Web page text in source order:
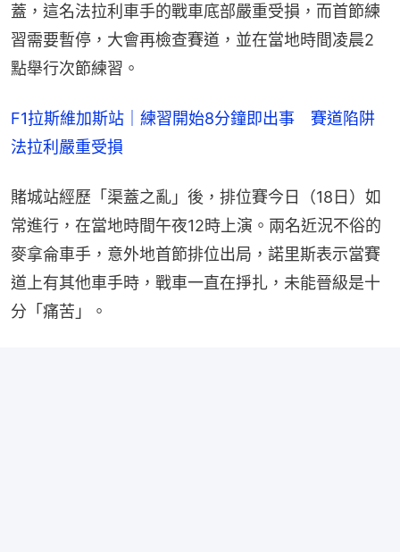
蓋，這名法拉利車手的戰車底部嚴重受損，而首節練
習需要暫停，大會再檢查賽道，並在當地時間凌晨2
點舉行次節練習。
F1拉斯維加斯站｜練習開始8分鐘即出事　賽道陷阱
法拉利嚴重受損
賭城站經歷「渠蓋之亂」後，排位賽今日（18日）如
常進行，在當地時間午夜12時上演。兩名近況不俗的
麥拿侖車手，意外地首節排位出局，諾里斯表示當賽
道上有其他車手時，戰車一直在掙扎，未能晉級是十
分「痛苦」。